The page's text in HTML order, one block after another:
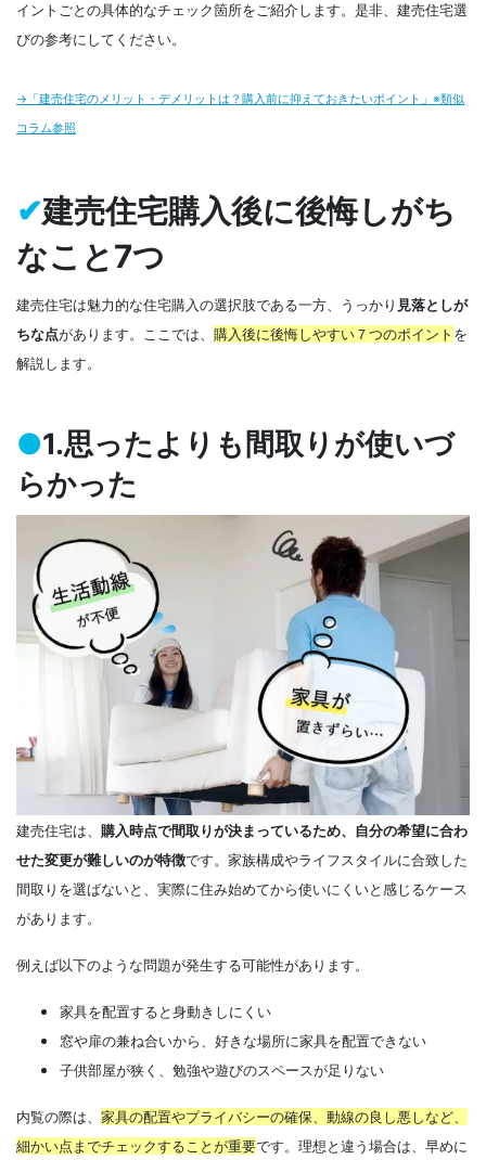
イントごとの具体的なチェック箇所をご紹介します。是非、建売住宅選
びの参考にしてください。
→「建売住宅のメリット・デメリットは？購入前に抑えておきたいポイント」※類似
コラム参照
✔建売住宅購入後に後悔しがち
なこと7つ
建売住宅は魅力的な住宅購入の選択肢である一方、うっかり 見落としが
ちな点があります。ここでは、 購入後に後悔しやすい７つのポイント を
解説します。
●1.思ったよりも間取りが使いづ
らかった
建売住宅は、 購入時点で間取りが決まっているため、自分の希望に合わ
せた変更が難しいのが特徴です。 家族構成やライフスタイルに合致した
間取りを選ばないと、実際に住み始めてから使いにくいと感じるケース
があります。
例えば以下のような問題が発生する可能性があります。
家具を配置すると身動きしにくい
窓や扉の兼ね合いから、好きな場所に家具を配置できない
子供部屋が狭く、勉強や遊びのスペースが足りない
内覧の際は、 家具の配置やプライバシーの確保、動線の良し悪しなど、
細かい点までチェックすることが重要です。理想と違う場合は、早めに